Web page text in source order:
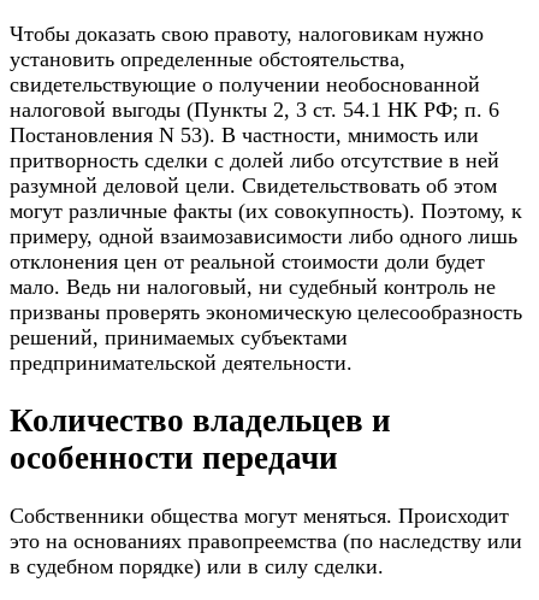
Чтобы доказать свою правоту, налоговикам нужно
установить определенные обстоятельства,
свидетельствующие о получении необоснованной
налоговой выгоды (Пункты 2, 3 ст. 54.1 НК РФ; п. 6
Постановления N 53). В частности, мнимость или
притворность сделки с долей либо отсутствие в ней
разумной деловой цели. Свидетельствовать об этом
могут различные факты (их совокупность). Поэтому, к
примеру, одной взаимозависимости либо одного лишь
отклонения цен от реальной стоимости доли будет
мало. Ведь ни налоговый, ни судебный контроль не
призваны проверять экономическую целесообразность
решений, принимаемых субъектами
предпринимательской деятельности.
Количество владельцев и
особенности передачи
Собственники общества могут меняться. Происходит
это на основаниях правопреемства (по наследству или
в судебном порядке) или в силу сделки.